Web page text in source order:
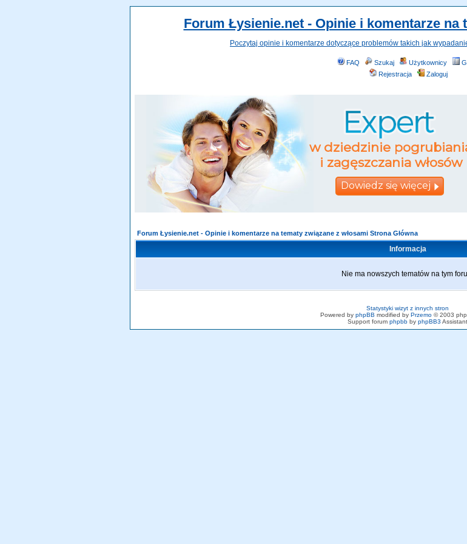
Forum Łysienie.net - Opinie i komentarze na
Poczytaj opinie i komentarze dotyczące problemów takich jak
FAQ Szukaj Użytkownicy
Rejestracja
Zaloguj
Forum Łysienie.net - Opinie i komentarze na tematy związane z włosami Strona Główna
Informacja
Nie ma nowszych tematów na tym
Statystyki wizyt z innych stron
Powered by phpBB modified by Przemo © 2003
Support forum phpbb by phpBB3 Assistant